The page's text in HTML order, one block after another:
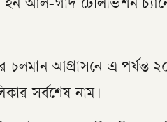
হন আল-গাদ টেলিভিশন
চলমান আগ্রাসনে এ পর্যন্ত
সর্বশেষ নাম।